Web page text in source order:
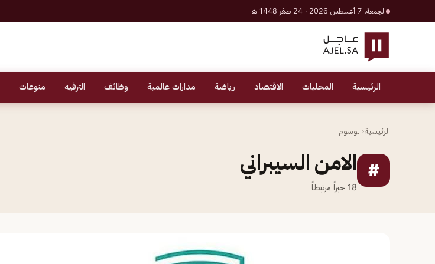
الجمعة، 7 أغسطس 2026 · 24 صفر 1448 هـ
الرئيسية المحليات الاقتصاد رياضة مدارات عالمية وظائف الترفيه منوعات
الرئيسية‹الوسوم
# الامن السيبراني
18 خبراً مرتبطاً